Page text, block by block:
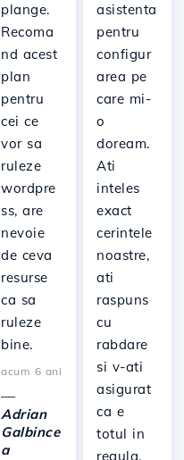
plange.
Recoma
nd acest
plan
pentru
cei ce
vor sa
ruleze
wordpre
ss, are
nevoie
de ceva
resurse
ca sa
ruleze
bine.
acum 6 ani
—
Adrian
Galbince
a
asistenta
pentru
configur
area pe
care mi-
o
doream.
Ati
inteles
exact
cerintele
noastre,
ati
raspuns
cu
rabdare
si v-ati
asigurat
ca e
totul in
regula.